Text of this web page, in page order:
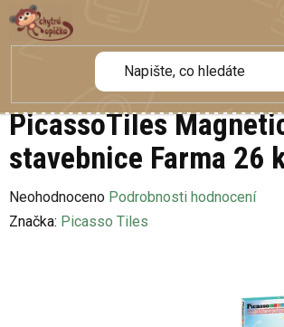
Přejít
na
obsah
PicassoTiles
stavebnice Farma 26
Průměrné
hodnocení
Neohodnoceno Podrobnosti hodnocení
Značka: Picasso Tiles